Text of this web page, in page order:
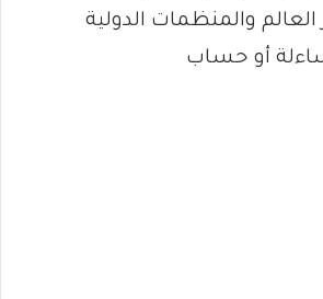
والمنظمات الدولية
أو حساب